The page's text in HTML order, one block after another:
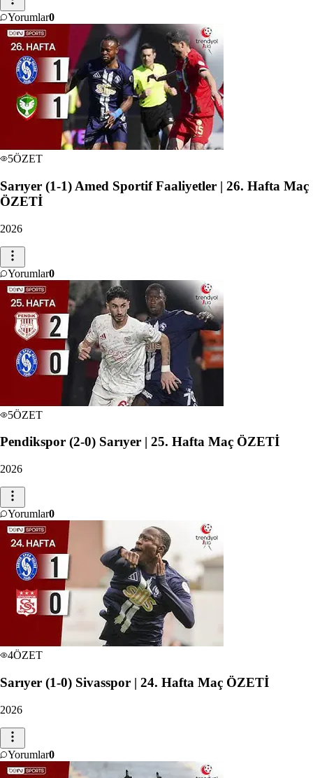
Yorumlar0
5ÖZET
Sarıyer (1-1) Amed Sportif Faaliyetler | 26. Hafta Maç
ÖZETİ
2026
Yorumlar0
5ÖZET
Pendikspor (2-0) Sarıyer | 25. Hafta Maç ÖZETİ
2026
Yorumlar0
4ÖZET
Sarıyer (1-0) Sivasspor | 24. Hafta Maç ÖZETİ
2026
Yorumlar0